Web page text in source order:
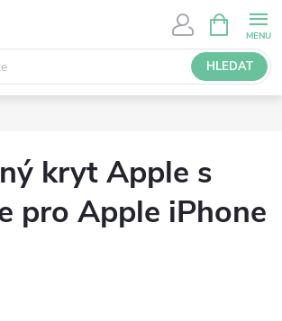
HLEDAT
NÁKUPNÍ
KOŠÍK
kryt Apple s
pro Apple iPhone